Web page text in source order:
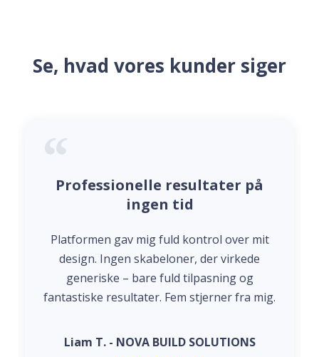
Se, hvad vores kunder siger
Professionelle resultater på
ingen tid
Platformen gav mig fuld kontrol over mit
design. Ingen skabeloner, der virkede
generiske – bare fuld tilpasning og
fantastiske resultater. Fem stjerner fra mig.
Liam T. - NOVA BUILD SOLUTIONS